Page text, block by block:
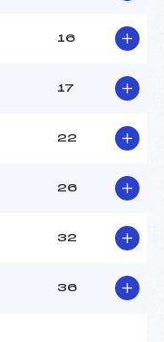
16
17
22
26
32
36